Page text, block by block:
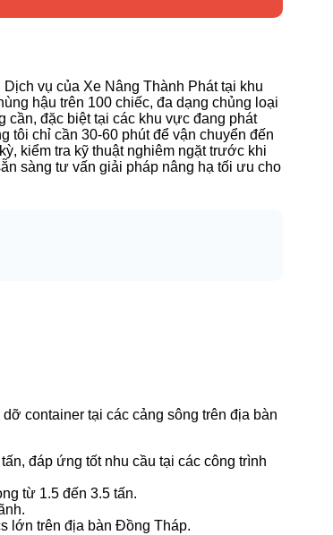
vụ của Xe Nâng Thành Phát tại khu
hậu trên 100 chiếc, đa dạng chủng loại
cần, đặc biệt tại các khu vực đang phát
tôi chỉ cần 30-60 phút để vận chuyển đến
kiểm tra kỹ thuật nghiêm ngặt trước khi
sàng tư vấn giải pháp nâng hạ tối ưu cho
container tại các cảng sông trên địa bàn
đáp ứng tốt nhu cầu tại các công trình
từ 1.5 đến 3.5 tấn.
lớn trên địa bàn Đồng Tháp.